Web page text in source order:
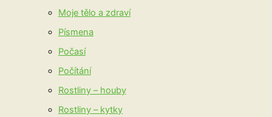
Moje tělo a zdraví
Písmena
Počasí
Počítání
Rostliny – houby
Rostliny – kytky